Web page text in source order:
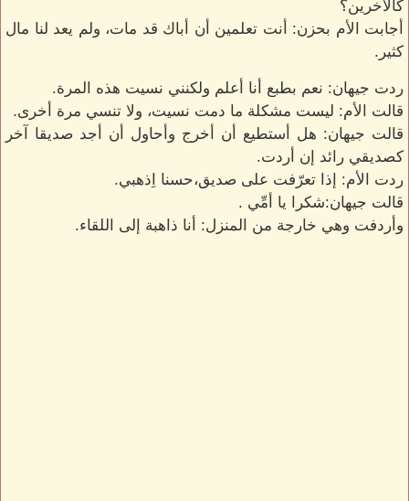
كالآخرين؟
أجابت الأم بحزن: أنت تعلمين أن أباك قد مات، ولم يعد لنا مال
كثير.
ردت جيهان: نعم بطبع أنا أعلم ولكنني نسيت هذه المرة.
قالت الأم: ليست مشكلة ما دمت نسيت، ولا تنسي مرة أخرى.
قالت جيهان: هل أستطيع أن أخرج وأحاول أن أجد صديقا آخر
كصديقي رائد إن أردت.
ردت الأم: إذا تعرّفت على صديق،حسنا اِذهبي.
قالت جيهان:شكرا يا أمِّي .
وأردفت وهي خارجة من المنزل: أنا ذاهبة إلى اللقاء.